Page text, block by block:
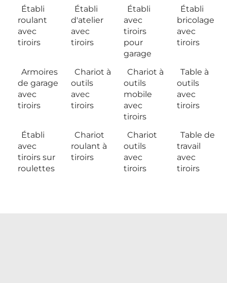
Établi
roulant
avec
tiroirs
Établi
d'atelier
avec
tiroirs
Établi
avec
tiroirs
pour
garage
Établi
bricolage
avec
tiroirs
Armoires
de garage
avec
tiroirs
Chariot à
outils
avec
tiroirs
Chariot à
outils
mobile
avec
tiroirs
Table à
outils
avec
tiroirs
Établi
avec
tiroirs sur
roulettes
Chariot
roulant à
tiroirs
Chariot
outils
avec
tiroirs
Table de
travail
avec
tiroirs